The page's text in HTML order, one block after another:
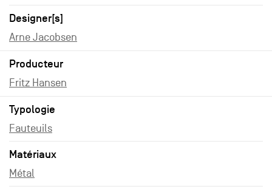
Designer[s]
Arne Jacobsen
Producteur
Fritz Hansen
Typologie
Fauteuils
Matériaux
Métal